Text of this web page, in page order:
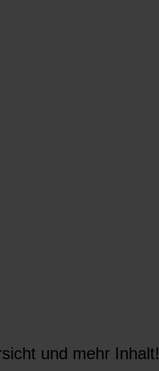
und mehr Inhalt!